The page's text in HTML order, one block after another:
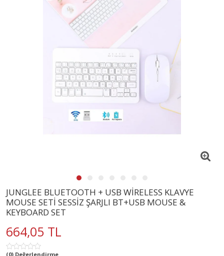
JUNGLEE BLUETOOTH + USB WİRELESS KLAVYE
MOUSE SETİ SESSİZ ŞARJLI BT+USB MOUSE &
KEYBOARD SET
664,05 TL
(0) Değerlendirme